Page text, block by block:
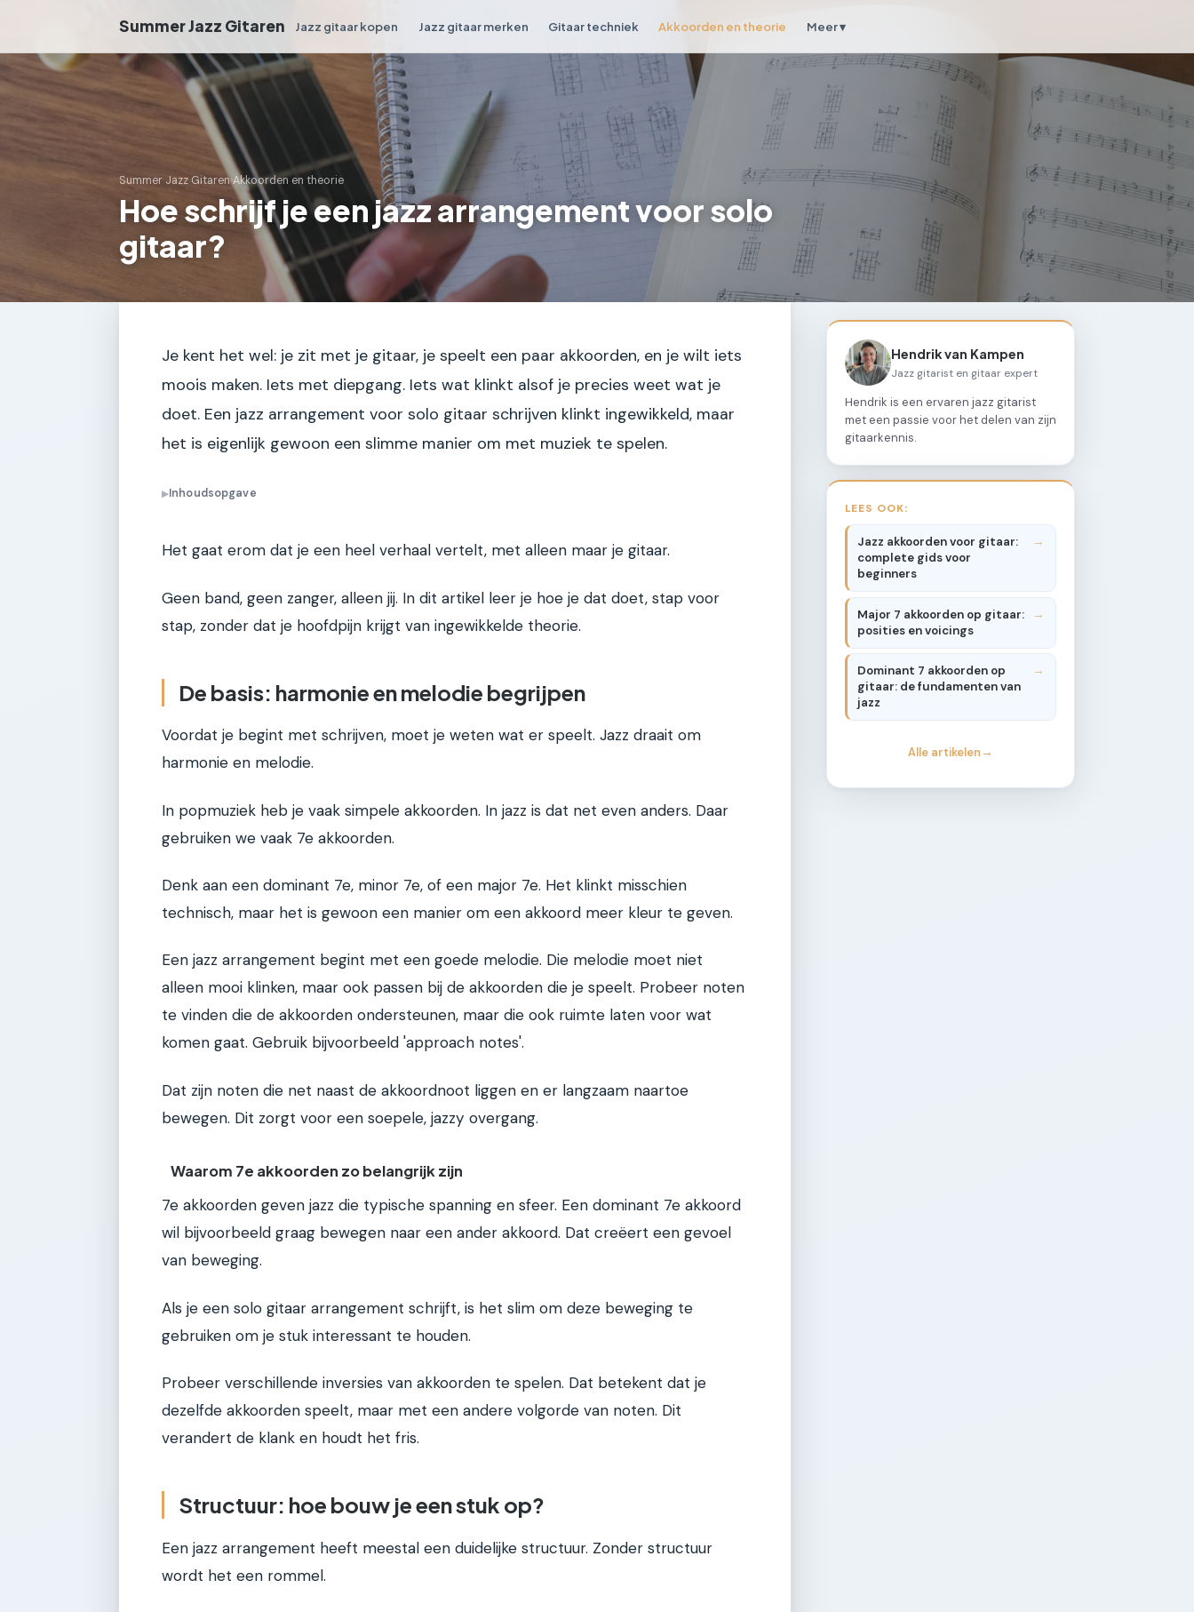
Summer Jazz Gitaren Jazz gitaar kopen Jazz gitaar merken Gitaar techniek Akkoorden en theorie Meer ▾
Summer Jazz Gitaren›Akkoorden en theorie
Hoe schrijf je een jazz arrangement voor solo
gitaar?
Je kent het wel: je zit met je gitaar, je speelt een paar akkoorden, en je wilt iets
moois maken. Iets met diepgang. Iets wat klinkt alsof je precies weet wat je
doet. Een jazz arrangement voor solo gitaar schrijven klinkt ingewikkeld, maar
het is eigenlijk gewoon een slimme manier om met muziek te spelen.
▶Inhoudsopgave
Het gaat erom dat je een heel verhaal vertelt, met alleen maar je gitaar.
Geen band, geen zanger, alleen jij. In dit artikel leer je hoe je dat doet, stap voor
stap, zonder dat je hoofdpijn krijgt van ingewikkelde theorie.
De basis: harmonie en melodie begrijpen
Voordat je begint met schrijven, moet je weten wat er speelt. Jazz draait om
harmonie en melodie.
In popmuziek heb je vaak simpele akkoorden. In jazz is dat net even anders. Daar
gebruiken we vaak 7e akkoorden.
Denk aan een dominant 7e, minor 7e, of een major 7e. Het klinkt misschien
technisch, maar het is gewoon een manier om een akkoord meer kleur te geven.
Een jazz arrangement begint met een goede melodie. Die melodie moet niet
alleen mooi klinken, maar ook passen bij de akkoorden die je speelt. Probeer noten
te vinden die de akkoorden ondersteunen, maar die ook ruimte laten voor wat
komen gaat. Gebruik bijvoorbeeld 'approach notes'.
Dat zijn noten die net naast de akkoordnoot liggen en er langzaam naartoe
bewegen. Dit zorgt voor een soepele, jazzy overgang.
Waarom 7e akkoorden zo belangrijk zijn
7e akkoorden geven jazz die typische spanning en sfeer. Een dominant 7e akkoord
wil bijvoorbeeld graag bewegen naar een ander akkoord. Dat creëert een gevoel
van beweging.
Als je een solo gitaar arrangement schrijft, is het slim om deze beweging te
gebruiken om je stuk interessant te houden.
Probeer verschillende inversies van akkoorden te spelen. Dat betekent dat je
dezelfde akkoorden speelt, maar met een andere volgorde van noten. Dit
verandert de klank en houdt het fris.
Structuur: hoe bouw je een stuk op?
Een jazz arrangement heeft meestal een duidelijke structuur. Zonder structuur
wordt het een rommel.
Hendrik van Kampen
Jazz gitarist en gitaar expert
Hendrik is een ervaren jazz gitarist
met een passie voor het delen van zijn
gitaarkennis.
LEES OOK:
Jazz akkoorden voor gitaar:
complete gids voor
beginners
Major 7 akkoorden op gitaar:
posities en voicings
Dominant 7 akkoorden op
gitaar: de fundamenten van
jazz
Alle artikelen